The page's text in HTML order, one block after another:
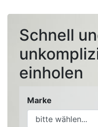
Schnell
einholen
Marke